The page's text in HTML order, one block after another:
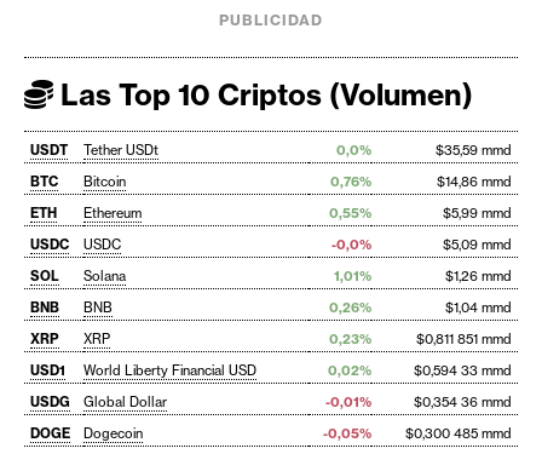
PUBLICIDAD
Las Top 10 Criptos (Volumen)
USDT Tether USDt 0,0%
$35,59 mmd
BTC
Bitcoin 0,76%
$14,86 mmd
ETH
Ethereum 0,55%
$5,99 mmd
USDC
USDC -0,0%
$5,09 mmd
SOL
Solana 1,01%
$1,26 mmd
BNB
BNB 0,26%
$1,04 mmd
XRP
XRP 0,23%
$0,811 851 mmd
USD1
World Liberty Financial USD 0,02%
$0,594 33 mmd
USDG
Global Dollar -0,01%
$0,354 36 mmd
DOGE
Dogecoin -0,05% $0,300 485 mmd